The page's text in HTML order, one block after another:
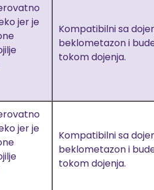
jer je
Kompatibilni sa
beklometazon i
tokom dojenja.
jer je
Kompatibilni sa
beklometazon i
tokom dojenja.